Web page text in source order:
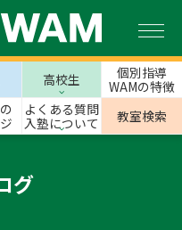
高校生
個別指導
WAMの特徴
よくある質問
入塾について
教室検索
グ